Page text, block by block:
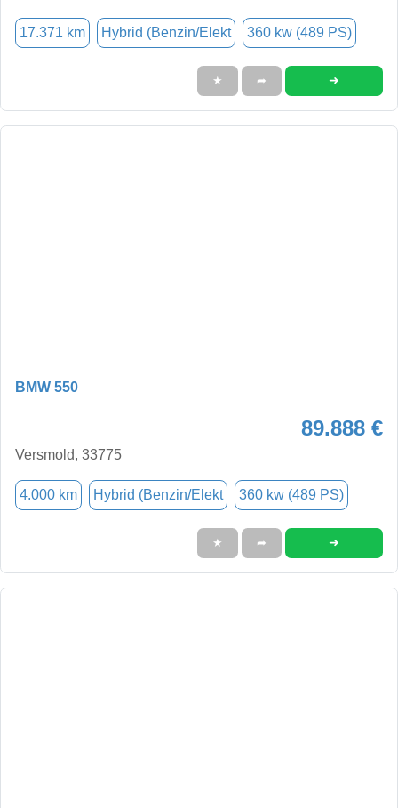
17.371 km Hybrid (Benzin/Elekt 360 kw (489 PS)
★ ➦ ➜
BMW 550
89.888 €
Versmold, 33775
4.000 km Hybrid (Benzin/Elekt 360 kw (489 PS)
★ ➦ ➜